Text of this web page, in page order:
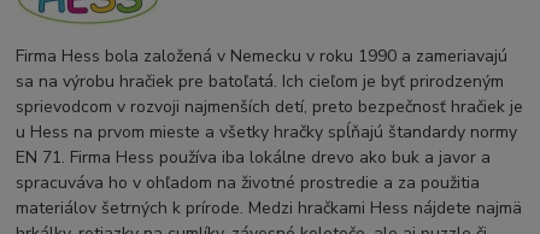
Firma Hess bola založená v Nemecku v roku 1990 a zameriavajú
sa na výrobu hračiek pre batoľatá. Ich cieľom je byť prirodzeným
sprievodcom v rozvoji najmenších detí, preto bezpečnosť hračiek je
u Hess na prvom mieste a všetky hračky spĺňajú štandardy normy
EN 71. Firma Hess používa iba lokálne drevo ako buk a javor a
spracuváva ho v ohľadom na životné prostredie a za použitia
materiálov šetrných k prírode. Medzi hračkami Hess nájdete najmä